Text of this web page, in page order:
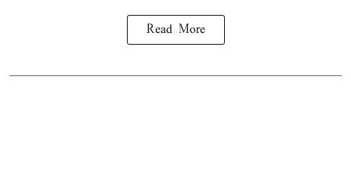
Read More